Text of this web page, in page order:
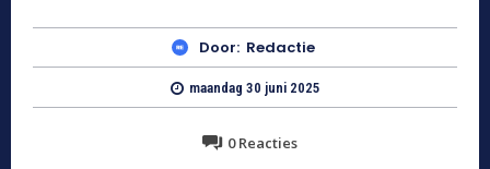
Door: Redactie
maandag 30 juni 2025
0Reacties